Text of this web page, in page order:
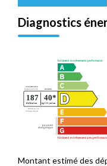
Diagnostics
Montant estimé des